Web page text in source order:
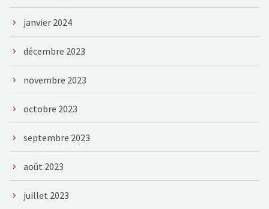
janvier 2024
décembre 2023
novembre 2023
octobre 2023
septembre 2023
août 2023
juillet 2023